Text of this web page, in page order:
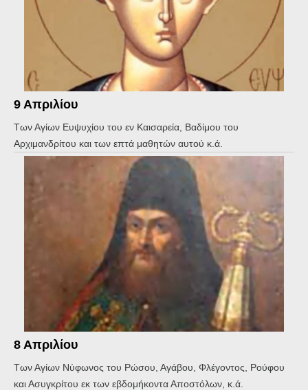
9 Απριλίου
Των Αγίων Ευψυχίου του εν Καισαρεία, Βαδίμου του
Αρχιμανδρίτου και των επτά μαθητών αυτού κ.ά.
8 Απριλίου
Των Αγίων Νύφωνος του Ρώσου, Αγάβου, Φλέγοντος, Ρούφου
και Ασυγκρίτου εκ των εβδομήκοντα Αποστόλων, κ.ά.